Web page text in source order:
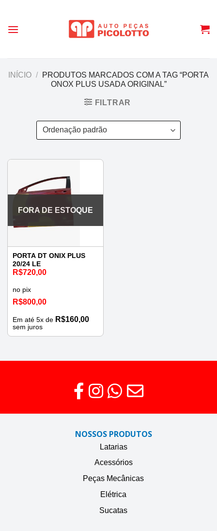
content
INÍCIO /
PRODUTOS MARCADOS COM A TAG “PORTA
ONOX PLUS USADA ORIGINAL”
FILTRAR
FORA DE ESTOQUE
PORTA DT ONIX PLUS
20/24 LE
R$720,00
no pix
R$800,00
Em até 5x de R$160,00
sem juros
NOSSOS PRODUTOS
Latarias
Acessórios
Peças Mecânicas
Elétrica
Sucatas